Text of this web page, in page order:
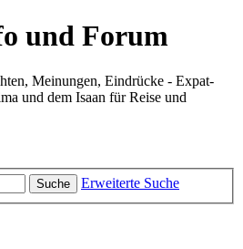
und Forum
Meinungen, Eindrücke - Expat-
und dem Isaan für Reise und
Suche Erweiterte Suche